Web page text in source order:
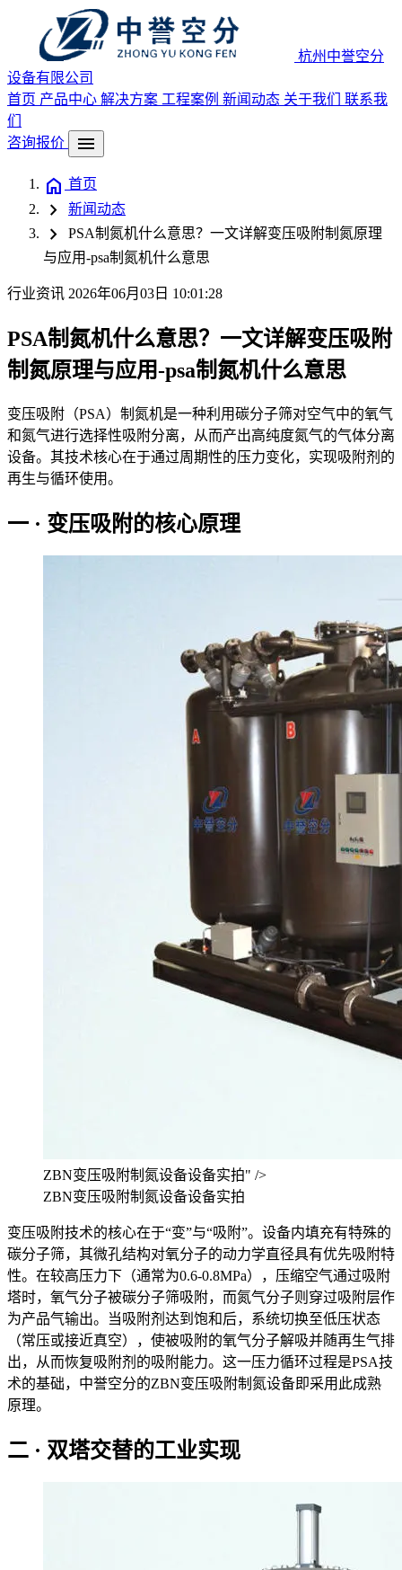
杭州中誉空分
设备有限公司
首页 产品中心 解决方案 工程案例 新闻动态 关于我们 联系我
们
咨询报价
menu
home 首页
chevron_right 新闻动态
chevron_right
PSA制氮机什么意思？一文详解变压吸附制氮原理
与应用-psa制氮机什么意思
行业资讯 2026年06月03日 10:01:28
PSA制氮机什么意思？一文详解变压吸附
制氮原理与应用-psa制氮机什么意思
变压吸附（PSA）制氮机是一种利用碳分子筛对空气中的氧气
和氮气进行选择性吸附分离，从而产出高纯度氮气的气体分离
设备。其技术核心在于通过周期性的压力变化，实现吸附剂的
再生与循环使用。
一 · 变压吸附的核心原理
ZBN变压吸附制氮设备设备实拍" />
ZBN变压吸附制氮设备设备实拍
变压吸附技术的核心在于“变”与“吸附”。设备内填充有特殊的
碳分子筛，其微孔结构对氧分子的动力学直径具有优先吸附特
性。在较高压力下（通常为0.6-0.8MPa），压缩空气通过吸附
塔时，氧气分子被碳分子筛吸附，而氮气分子则穿过吸附层作
为产品气输出。当吸附剂达到饱和后，系统切换至低压状态
（常压或接近真空），使被吸附的氧气分子解吸并随再生气排
出，从而恢复吸附剂的吸附能力。这一压力循环过程是PSA技
术的基础，中誉空分的ZBN变压吸附制氮设备即采用此成熟
原理。
二 · 双塔交替的工业实现